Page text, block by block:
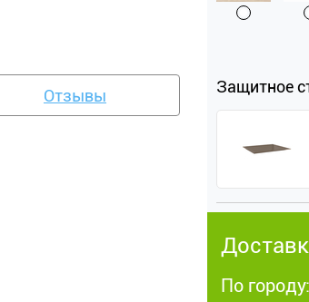
Отзывы Защитное
По